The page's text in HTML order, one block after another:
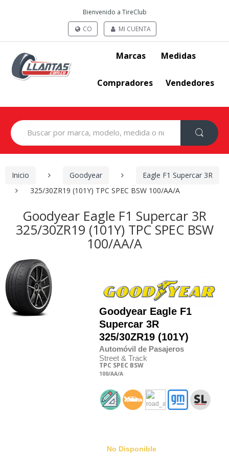
Bienvenido a TireClub
CO
MI CUENTA
Marcas Medidas
Compradores Vendedores
Search
for:
Inicio Goodyear
Eagle F1 Supercar 3R
325/30ZR19 (101Y) TPC SPEC BSW 100/AA/A
Goodyear Eagle F1 Supercar 3R
325/30ZR19 (101Y) TPC SPEC BSW
100/AA/A
Goodyear Eagle F1
Supercar 3R
325/30ZR19 (101Y)
Automóvil de Pasajeros
Street & Track
TPC SPEC BSW
100/AA/A
No Disponible